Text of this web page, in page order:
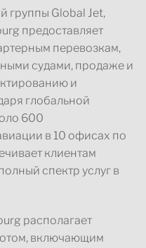
группы Global Jet,
предоставляет
перевозкам,
судами, продаже и
и
глобальной
600
в 10 офисах по
клиентам
спектр услуг в
располагает
включающим